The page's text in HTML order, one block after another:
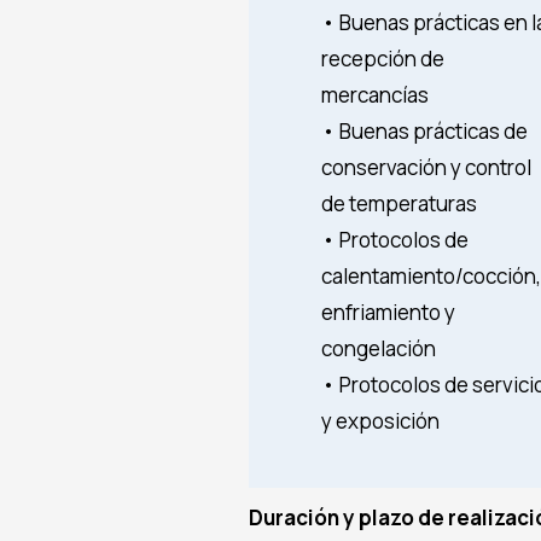
• Buenas prácticas en
recepción de
mercancías
• Buenas prácticas de
conservación y control
de temperaturas
• Protocolos de
calentamiento/cocción,
enfriamiento y
congelación
• Protocolos de
y exposición
Duración y plazo de